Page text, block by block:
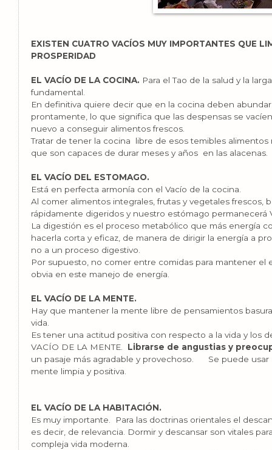
EXISTEN CUATRO VACÍOS MUY IMPORTANTES QUE
PROSPERIDAD
EL VACÍO DE LA COCINA. Para el Tao de la salud y la
fundamental.
En definitiva quiere decir que en la cocina deben
prontamente, lo que significa que las despensas se
nuevo a conseguir alimentos frescos.
Tratar de tener la cocina libre de esos temibles
que son capaces de durar meses y años en las alacenas.
EL VACÍO DEL ESTOMAGO.
Está en perfecta armonía con el Vacío de la cocina.
Al comer alimentos integrales, frutas y vegetales frescos,
rápidamente digeridos y nuestro estómago permanecerá
La digestión es el proceso metabólico que más energía
hacerla corta y eficaz, de manera de dirigir la energía a
no a un proceso digestivo.
Por supuesto, no comer entre comidas para mantener el
obvia en este manejo de energía.
EL VACÍO DE LA MENTE.
Hay que mantener la mente libre de pensamientos
vida.
Es tener una actitud positiva con respecto a la vida y los
VACÍO DE LA MENTE.
Librarse de angustias y
un pasaje más agradable y provechoso. Se puede usar
mente limpia y positiva.
EL VACÍO DE LA HABITACIÓN.
Es muy importante. Para las doctrinas orientales el
es decir, de relevancia. Dormir y descansar son vitales
compleja vida moderna.